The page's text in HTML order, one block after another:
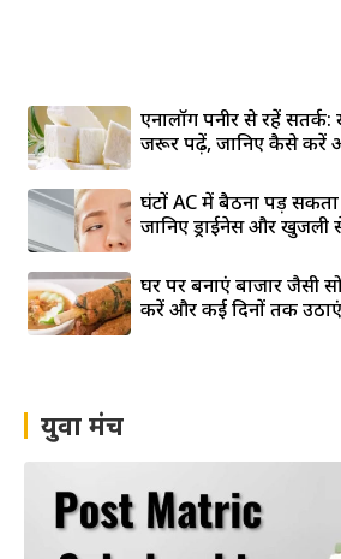
एनालॉग पनीर से रहें
जरूर पढ़ें, जानिए कैसे करें
घंटों AC में बैठना पड़ सकता
जानिए ड्राईनेस और खुजली
घर पर बनाएं बाजार जैसी
करें और कई दिनों तक
युवा मंच